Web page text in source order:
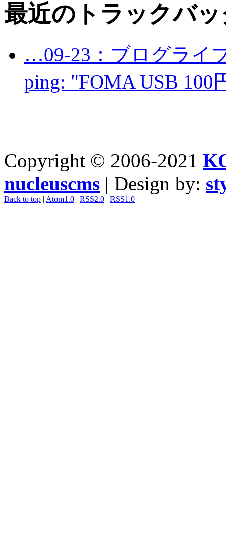
最近のトラックバ
…09-23：ブログライ
ping: "FOMA USB 100
Copyright © 2006-2021
nucleuscms | Design by:
Back to top | Atom1.0 | RSS2.0 | RSS1.0